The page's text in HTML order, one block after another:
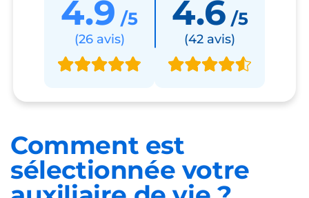
4.9 /5
(26 avis)
4.6 /5
(42 avis)
Comment est
sélectionnée votre